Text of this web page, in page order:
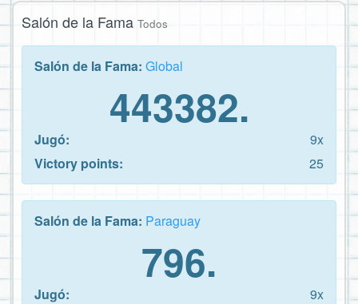
Salón de la Fama Todos
Salón de la Fama: Global
443382.
Jugó:
9x
Victory points:
25
Salón de la Fama: Paraguay
796.
Jugó:
9x